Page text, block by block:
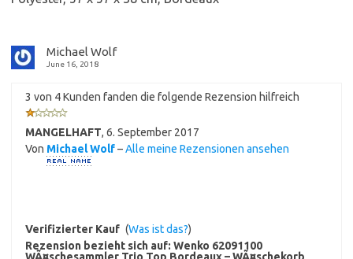
Michael Wolf
June 16, 2018
3 von 4 Kunden fanden die folgende Rezension hilfreich
MANGELHAFT, 6. September 2017
Von Michael Wolf–Alle meine Rezensionen ansehen
Verifizierter Kauf (Was ist das?)
Rezension bezieht sich auf: Wenko 62091100
WÃ¤schesammler Trio Top Bordeaux – WÃ¤schekorb,